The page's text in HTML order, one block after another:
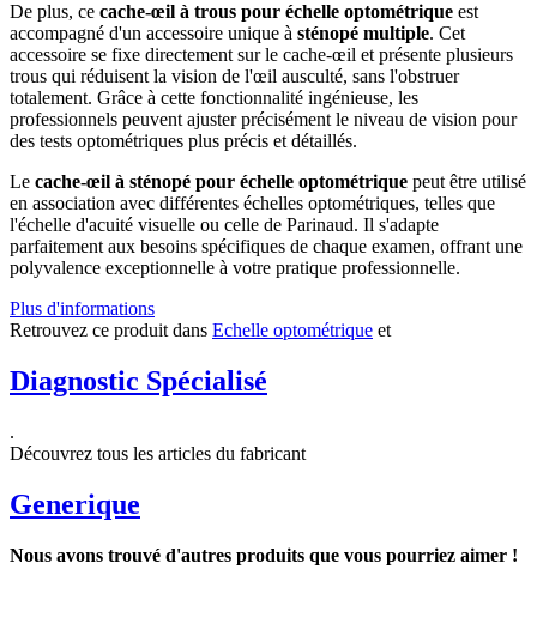
De plus, ce cache-œil à trous pour échelle optométrique est
accompagné d'un accessoire unique à sténopé multiple. Cet
accessoire se fixe directement sur le cache-œil et présente plusieurs
trous qui réduisent la vision de l'œil ausculté, sans l'obstruer
totalement. Grâce à cette fonctionnalité ingénieuse, les
professionnels peuvent ajuster précisément le niveau de vision pour
des tests optométriques plus précis et détaillés.
Le cache-œil à sténopé pour échelle optométrique peut être utilisé
en association avec différentes échelles optométriques, telles que
l'échelle d'acuité visuelle ou celle de Parinaud. Il s'adapte
parfaitement aux besoins spécifiques de chaque examen, offrant une
polyvalence exceptionnelle à votre pratique professionnelle.
Plus d'informations
Retrouvez ce produit dans Echelle optométrique et
Diagnostic Spécialisé
.
Découvrez tous les articles du fabricant
Generique
Nous avons trouvé d'autres produits que vous pourriez aimer !